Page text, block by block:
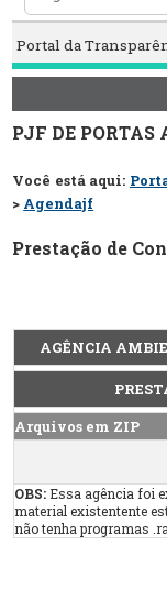
Portal da
PJF DE PORTAS
Você está aqui:
> Agendajf
Prestação de
AGÊNCIA
Arquivos em ZIP
OBS:Essa agência foi
material existentente
não tenha programas